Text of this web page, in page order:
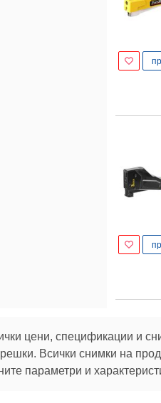
цени, спецификации и
Всички снимки на
параметри и